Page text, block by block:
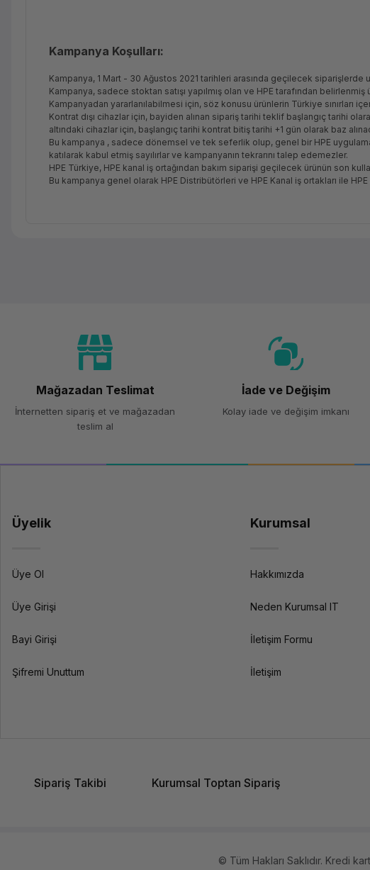
Kampanya Koşulları:
Kampanya, 1 Mart - 30 Ağustos 2021 tarihleri arasında geçilecek siparişlerde
Kampanya, sadece stoktan satışı yapılmış olan ve HPE tarafından
Kampanyadan yararlanılabilmesi için, söz konusu ürünlerin Türkiye sınırları
Kontrat dışı cihazlar için, bayiden alınan sipariş tarihi teklif başlangıç tarihi
altındaki cihazlar için, başlangıç tarihi kontrat bitiş tarihi +1 gün olarak baz
Bu kampanya , sadece dönemsel ve tek seferlik olup, genel bir HPE
katılarak kabul etmiş sayılırlar ve kampanyanın tekrarını talep edemezler.
HPE Türkiye, HPE kanal iş ortağından bakım siparişi geçilecek ürünün son
Bu kampanya genel olarak HPE Distribütörleri ve HPE Kanal iş ortakları ile
Mağazadan Teslimat
İnternetten sipariş et ve mağazadan
teslim al
İade ve Değişim
Kolay iade ve değişim imkanı
Üyelik
Üye Ol
Üye Girişi
Bayi Girişi
Şifremi Unuttum
Kurumsal
Hakkımızda
Neden Kurumsal IT
İletişim Formu
İletişim
Sipariş Takibi Kurumsal Toptan Sipariş
© Tüm Hakları Saklıdır. Kredi